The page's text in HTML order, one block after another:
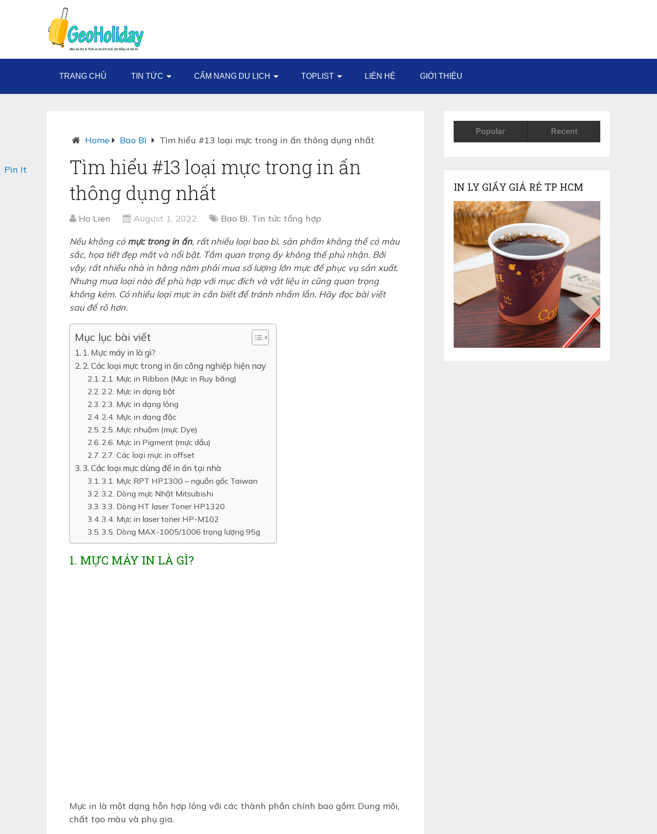
TRANG CHỦ TIN TỨC CẨM NANG DU LỊCH TOPLIST LIÊN HỆ GIỚI THIỆU
Home Bao Bì Tìm hiểu #13 loại mực trong in ấn thông dụng nhất
Tìm hiểu #13 loại mực trong in ấn
thông dụng nhất
Ho Lien August 1, 2022 Bao Bì, Tin tức tổng hợp
Nếu không có mực trong in ấn, rất nhiều loại bao bì, sản phẩm không thể có màu
sắc, họa tiết đẹp mắt và nổi bật. Tầm quan trọng ấy không thể phủ nhận. Bởi
vậy, rất nhiều nhà in hằng năm phải mua số lượng lớn mực để phục vụ sản xuất.
Nhưng mua loại nào để phù hợp với mục đích và vật liệu in cũng quan trọng
không kém. Có nhiều loại mực in cần biết để tránh nhầm lẫn. Hãy đọc bài viết
sau để rõ hơn.
Mục lục bài viết
1. Mực máy in là gì?
2. Các loại mực trong in ấn công nghiệp hiện nay
2.1. Mực in Ribbon (Mực in Ruy băng)
2.2. Mực in dạng bột
2.3. Mực in dạng lỏng
2.4. Mực in dạng đặc
2.5. Mực nhuộm (mực Dye)
2.6. Mực in Pigment (mực dầu)
2.7. Các loại mực in offset
3. Các loại mực dùng để in ấn tại nhà
3.1. Mực RPT HP1300 – nguồn gốc Taiwan
3.2. Dòng mực Nhật Mitsubishi
3.3. Dòng HT laser Toner HP1320
3.4. Mực in laser toner HP-M102
3.5. Dòng MAX-1005/1006 trọng lượng 95g
1. MỰC MÁY IN LÀ GÌ?
Mực in là một dạng hỗn hợp lỏng với các thành phần chính bao gồm: Dung môi,
chất tạo màu và phụ gia.
Pin It
Popular Recent
IN LY GIẤY GIÁ RẺ TP HCM